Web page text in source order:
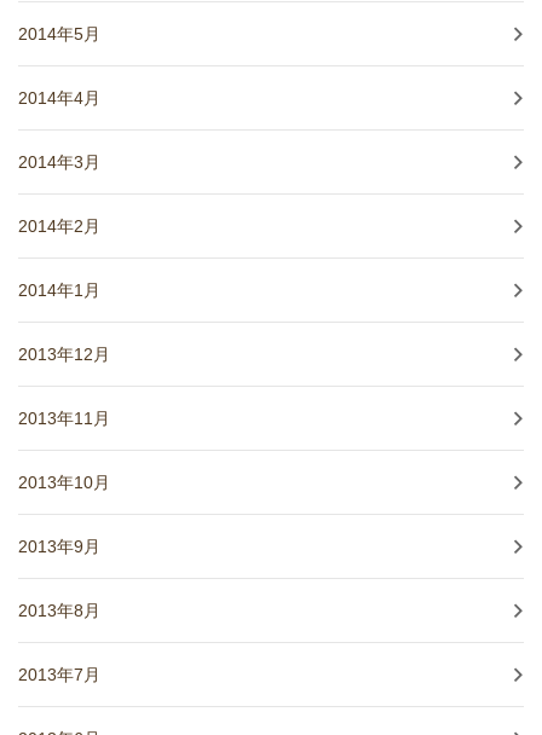
2014年5月
2014年4月
2014年3月
2014年2月
2014年1月
2013年12月
2013年11月
2013年10月
2013年9月
2013年8月
2013年7月